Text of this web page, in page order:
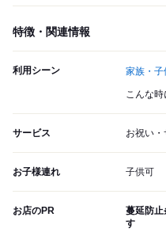
特徴・関連情報
利用シーン 家族・子
こんな時
サービス お祝い
お子様連れ 子供可
お店のPR
蔓延防止
す